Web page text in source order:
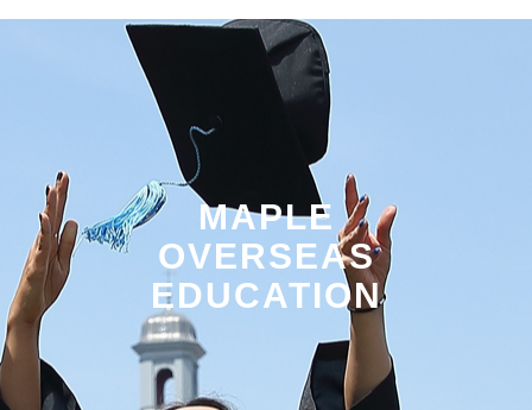
MAPLE
OVERSEAS
EDUCATION